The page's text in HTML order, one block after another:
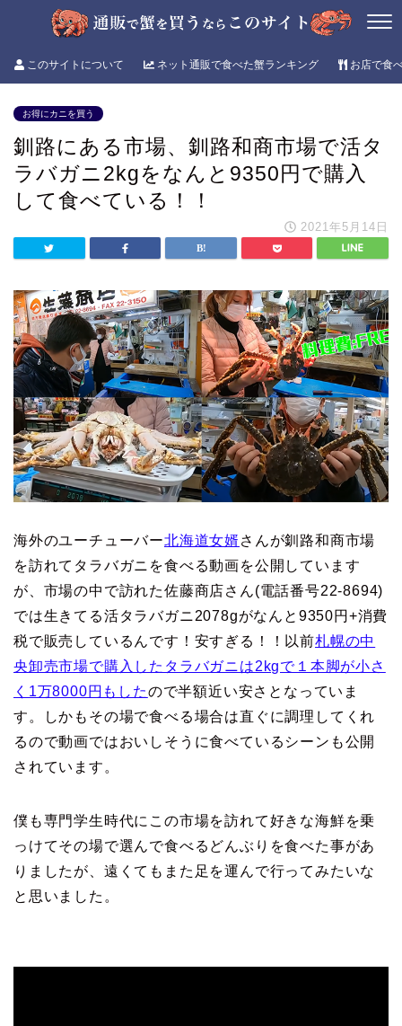
このサイトについて ネット通販で食べた蟹ランキング お店で食
お得にカニを買う
釧路にある市場、釧路和商市場で活タ
ラバガニ2kgをなんと9350円で購入
して食べている！！
2021年5月14日
海外のユーチューバー北海道女婿 さんが釧路和商市場
を訪れてタラバガニを食べる動画を公開しています
が、市場の中で訪れた佐藤商店さん(電話番号22-8694)
では生きてる活タラバガニ2078gがなんと9350円+消費
税で販売しているんです！安すぎる！！以前札幌の中
央卸売市場で購入したタラバガニは2kgで１本脚が小さ
く1万8000円もしたので半額近い安さとなっていま
す。しかもその場で食べる場合は直ぐに調理してくれ
るので動画ではおいしそうに食べているシーンも公開
されています。
僕も専門学生時代にこの市場を訪れて好きな海鮮を乗
っけてその場で選んで食べるどんぶりを食べた事があ
りましたが、遠くてもまた足を運んで行ってみたいな
と思いました。